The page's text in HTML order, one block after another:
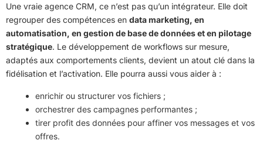
Une vraie agence CRM, ce n’est pas qu’un intégrateur. Elle doit
regrouper des compétences en data marketing, en
automatisation, en gestion de base de données et en pilotage
stratégique. Le développement de workflows sur mesure,
adaptés aux comportements clients, devient un atout clé dans la
fidélisation et l’activation. Elle pourra aussi vous aider à :
enrichir ou structurer vos fichiers ;
orchestrer des campagnes performantes ;
tirer profit des données pour affiner vos messages et vos
offres.